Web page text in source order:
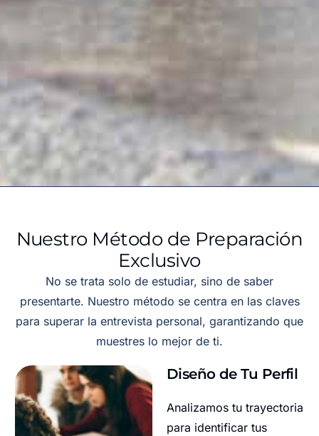
Nuestro Método de Preparación
Exclusivo
No se trata solo de estudiar, sino de saber
presentarte. Nuestro método se centra en las claves
para superar la entrevista personal, garantizando que
muestres lo mejor de ti.
Diseño de Tu Perfil
Analizamos tu trayectoria
para identificar tus